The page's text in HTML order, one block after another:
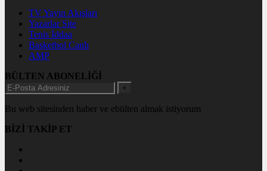
TV Yayın Akışları
Yazarlar Site
Tenis İddaa
Basketbol Canlı
AMP
BÜLTEN ABONELİĞİ
+
Bu web sitesinden haber ve ebülten almak istiyorum
BİZİ TAKİP ET